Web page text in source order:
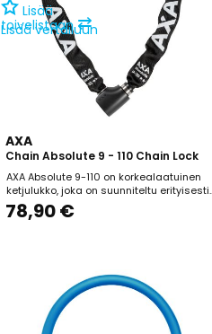
Lisää
toivelistaan ⇄
Lisää vertailuun
AXA
Chain Absolute 9 - 110 Chain Lock
AXA Absolute 9-110 on korkealaatuinen
ketjulukko, joka on suunniteltu erityisesti
arvokkaiden polkupyörien pitkäaikaiseen
pysäköintiin vilkkailla alueilla, joissa
78,90 €